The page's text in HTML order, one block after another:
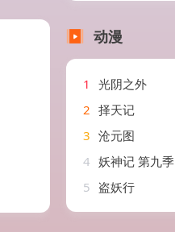
动漫
1
光阴之外
2 择天记
3 沧元图
4 妖神记 第九季
5 盗妖行